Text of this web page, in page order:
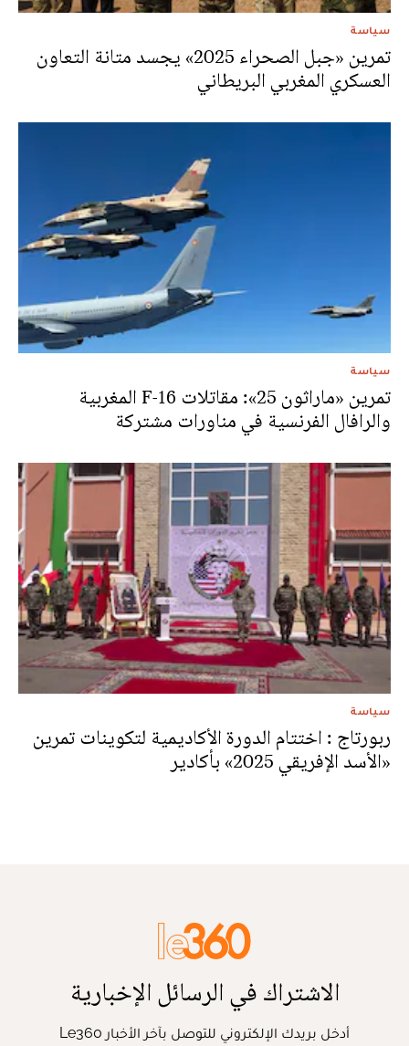
سياسة
تمرين «جبل الصحراء 2025» يجسد متانة التعاون
العسكري المغربي البريطاني
سياسة
تمرين «ماراثون 25»: مقاتلات F-16 المغربية
والرافال الفرنسية في مناورات مشتركة
سياسة
ربورتاج : اختتام الدورة الأكاديمية لتكوينات تمرين
«الأسد الإفريقي 2025» بأكادير
الاشتراك في الرسائل الإخبارية
أدخل بريدك الإلكتروني للتوصل بآخر الأخبار Le360